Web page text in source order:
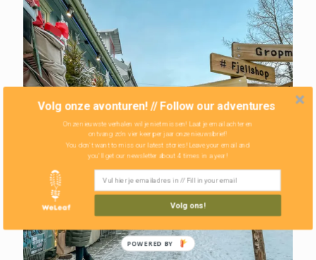
Volg onze avonturen! // Follow our adventures
Onze nieuwste verhalen wil je niet missen! Laat je email achter en
ontvang zo'n vier keer per jaar onze nieuwsbrief!
Volg ons!
You don't want to miss our latest stories! Leave your email and
you'll get our newsletter about 4 times in a year!
POWERED BY